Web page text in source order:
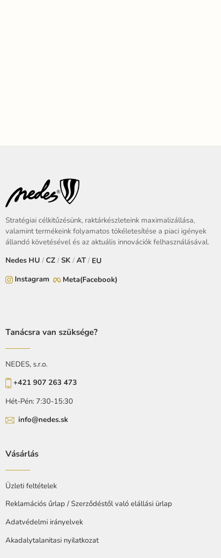
Stratégiai célkitűzésünk, raktárkészleteink maximalizállása,
valamint termékeink folyamatos tökéletesítése a piaci igények
állandó követésével és az aktuális innovációk felhasználásával.
Nedes HU /CZ /SK / AT/ EU
Instagram
Meta(Facebook)
Tanácsra van szüksége?
NEDES, s.r.o.
+421 907 263 473
Hét-Pén: 7:30-15:30
info@nedes.sk
Vásárlás
Üzleti feltételek
Reklamációs űrlap / Szerződéstől való elállási ürlap
Adatvédelmi irányelvek
Akadalytalanitasi nyilatkozat